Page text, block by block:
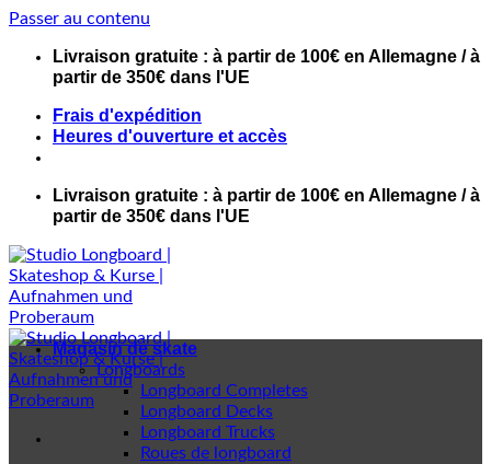
Passer au contenu
Livraison gratuite : à partir de 100€ en Allemagne / à
partir de 350€ dans l'UE
Frais d'expédition
Heures d'ouverture et accès
Livraison gratuite : à partir de 100€ en Allemagne / à
partir de 350€ dans l'UE
Magasin de skate
Longboards
Longboard Completes
Longboard Decks
Longboard Trucks
Roues de longboard